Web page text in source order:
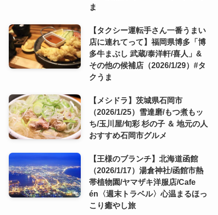
ま
【タクシー運転手さん一番うまい
店に連れてって】福岡県博多「博
多牛まぶし 武蔵/泰洋軒/喜人」&
その他の候補店（2026/1/29）#タ
クうま
【メシドラ】茨城県石岡市
（2026/1/25）雪達磨/もつ煮もッ
ち/玉川屋/旬彩 杉の子 ＆ 地元の人
おすすめ石岡市グルメ
【王様のブランチ】北海道函館
（2026/1/17）湯倉神社/函館市熱
帯植物園/ヤマザキ洋服店/Cafe
én〈週末トラベル〉心温まるほっ
こり癒やし旅